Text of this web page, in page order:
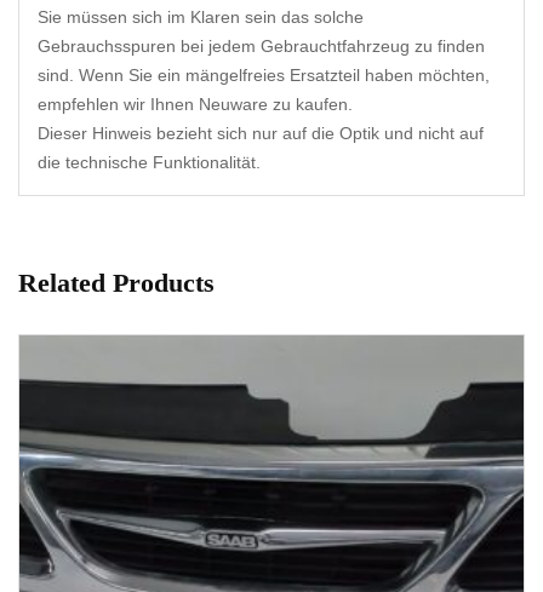
Sie müssen sich im Klaren sein das solche
Gebrauchsspuren bei jedem Gebrauchtfahrzeug zu finden
sind. Wenn Sie ein mängelfreies Ersatzteil haben möchten,
empfehlen wir Ihnen Neuware zu kaufen.
Dieser Hinweis bezieht sich nur auf die Optik und nicht auf
die technische Funktionalität.
Related Products